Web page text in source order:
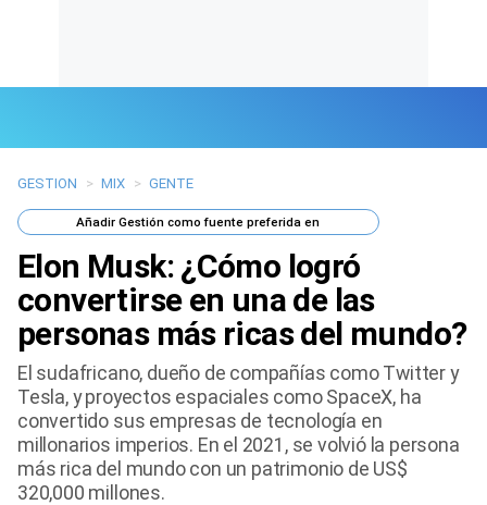
Últimas Noticias
Mi Bolsillo
Gente
Vida Laboral
Tendencias Mix
Sports
GESTION > MIX > GENTE
AñadirGestión como fuente preferida en
Elon Musk: ¿Cómo logró
convertirse en una de las
personas más ricas del mundo?
El sudafricano, dueño de compañías como Twitter y
Tesla, y proyectos espaciales como SpaceX, ha
convertido sus empresas de tecnología en
millonarios imperios. En el 2021, se volvió la persona
más rica del mundo con un patrimonio de US$
320,000 millones.